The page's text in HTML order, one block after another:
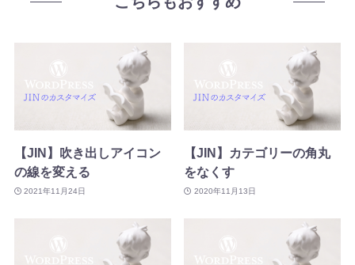
【JIN】吹き出しアイコン
の線を変える
2021年11月24日
【JIN】カテゴリーの角丸
をなくす
2020年11月13日